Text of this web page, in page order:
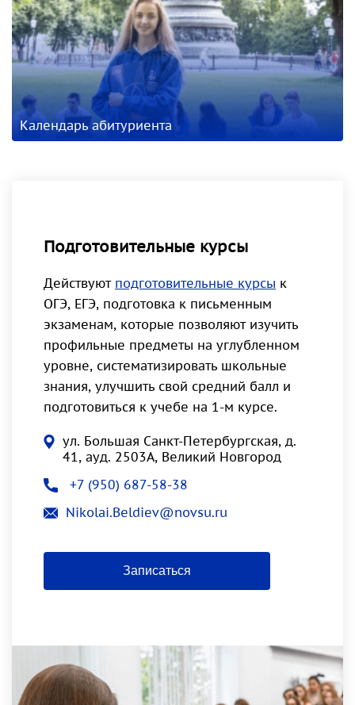
Календарь абитуриента
Подготовительные курсы
Действуют подготовительные курсы к
ОГЭ, ЕГЭ, подготовка к письменным
экзаменам, которые позволяют изучить
профильные предметы на углубленном
уровне, систематизировать школьные
знания, улучшить свой средний балл и
подготовиться к учебе на 1-м курсе.
ул. Большая Санкт-Петербургская, д.
41, ауд. 2503А, Великий Новгород
+7 (950) 687-58-38
Nikolai.Beldiev@novsu.ru
Записаться